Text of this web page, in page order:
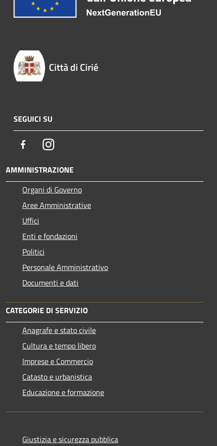
Città di Cirié
SEGUICI SU
FacebookInstagram
AMMINISTRAZIONE
Organi di Governo
Aree Amministrative
Uffici
Enti e fondazioni
Politici
Personale Amministrativo
Documenti e dati
CATEGORIE DI SERVIZIO
Anagrafe e stato civile
Cultura e tempo libero
Imprese e Commercio
Catasto e urbanistica
Educazione e formazione
Giustizia e sicurezza pubblica